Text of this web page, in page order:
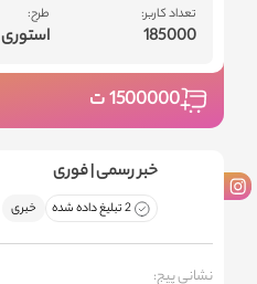
تعداد کاربر:
185000
طرح:
استوری
1500000ت
خبر رسمی | فوری
2 تبلیغ داده شده خبری
نشانی پیج: